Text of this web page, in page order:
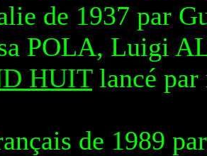
de 1937 par
POLA, Luigi
HUITlancé par
de 1989